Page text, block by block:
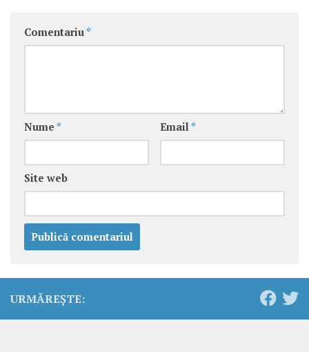
Comentariu *
Nume * Email *
Site web
URMĂREȘTE: